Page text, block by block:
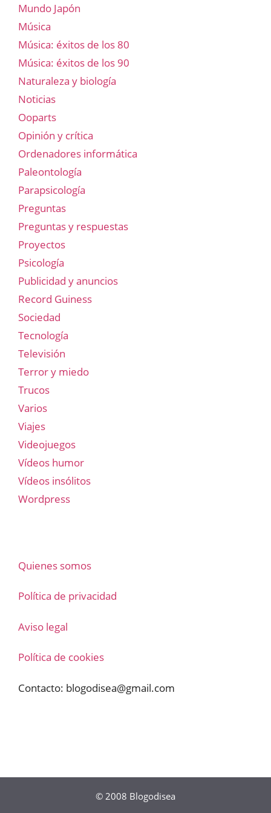
Mundo Japón
Música
Música: éxitos de los 80
Música: éxitos de los 90
Naturaleza y biología
Noticias
Ooparts
Opinión y crítica
Ordenadores informática
Paleontología
Parapsicología
Preguntas
Preguntas y respuestas
Proyectos
Psicología
Publicidad y anuncios
Record Guiness
Sociedad
Tecnología
Televisión
Terror y miedo
Trucos
Varios
Viajes
Videojuegos
Vídeos humor
Vídeos insólitos
Wordpress
Quienes somos
Política de privacidad
Aviso legal
Política de cookies
Contacto: blogodisea@gmail.com
© 2008 Blogodisea